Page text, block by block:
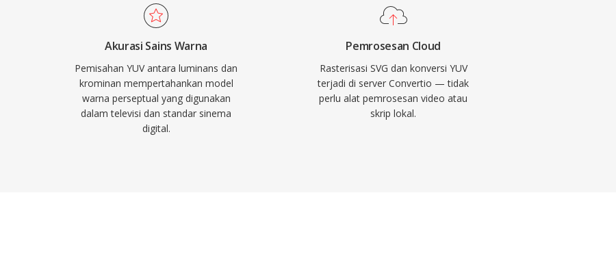
Akurasi Sains Warna
Pemisahan YUV antara luminans dan
krominan mempertahankan model
warna perseptual yang digunakan
dalam televisi dan standar sinema
digital.
Pemrosesan Cloud
Rasterisasi SVG dan konversi YUV
terjadi di server Convertio — tidak
perlu alat pemrosesan video atau
skrip lokal.